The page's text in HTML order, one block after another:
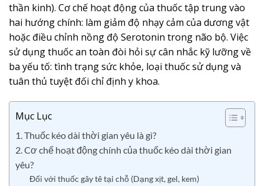
thần kinh). Cơ chế hoạt động của thuốc tập trung vào
hai hướng chính: làm giảm độ nhạy cảm của dương vật
hoặc điều chỉnh nồng độ Serotonin trong não bộ. Việc
sử dụng thuốc an toàn đòi hỏi sự cân nhắc kỹ lưỡng về
ba yếu tố: tình trạng sức khỏe, loại thuốc sử dụng và
tuân thủ tuyệt đối chỉ định y khoa.
Mục Lục
1. Thuốc kéo dài thời gian yêu là gì?
2. Cơ chế hoạt động chính của thuốc kéo dài thời gian
yêu?
Đối với thuốc gây tê tại chỗ (Dạng xịt, gel, kem)